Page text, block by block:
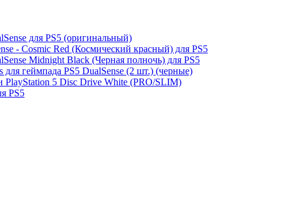
для PS5 (оригинальный)
- Cosmic Red (Космический красный) для PS5
Midnight Black (Черная полночь) для PS5
геймпада PS5 DualSense (2 шт.) (черные)
PlayStation 5 Disc Drive White (PRO/SLIM)
PS5